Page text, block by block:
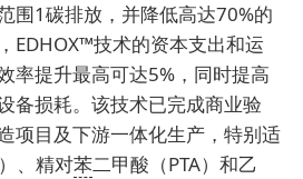
围1碳排放，并降低高达70%的
EDHOX™技术的资本支出和运
率提升最高可达5%，同时提高
备损耗。该技术已完成商业验
项目及下游一体化生产，特别适
、精对苯二甲酸（PTA）和乙